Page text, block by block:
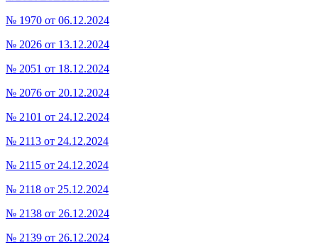
№ 1970 от 06.12.2024
№ 2026 от 13.12.2024
№ 2051 от 18.12.2024
№ 2076 от 20.12.2024
№ 2101 от 24.12.2024
№ 2113 от 24.12.2024
№ 2115 от 24.12.2024
№ 2118 от 25.12.2024
№ 2138 от 26.12.2024
№ 2139 от 26.12.2024